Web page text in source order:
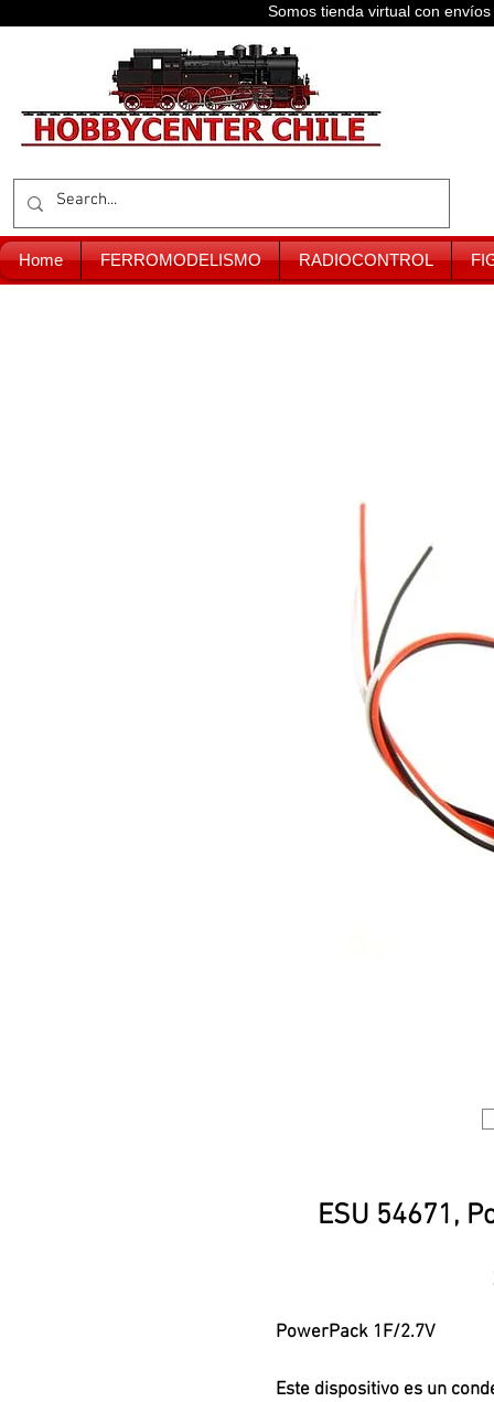
Somos tienda virtual con
Home FERROMODELISMO RADIOCONTROL
ESU 54671,
PowerPack 1F/2.7V
Este dispositivo es un